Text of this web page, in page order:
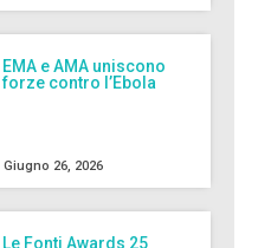
EMA e AMA uniscono
forze contro l’Ebola
Giugno 26, 2026
Le Fonti Awards 25